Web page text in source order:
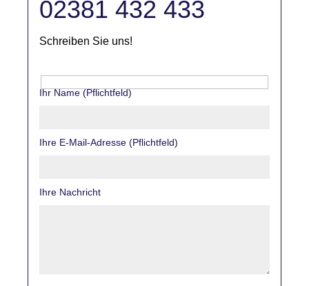
02381 432 433
Schreiben Sie uns!
Ihr Name (Pflichtfeld)
Ihre E-Mail-Adresse (Pflichtfeld)
Ihre Nachricht